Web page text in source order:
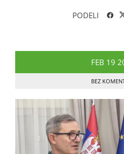
PODELI
FEB 19
BEZ